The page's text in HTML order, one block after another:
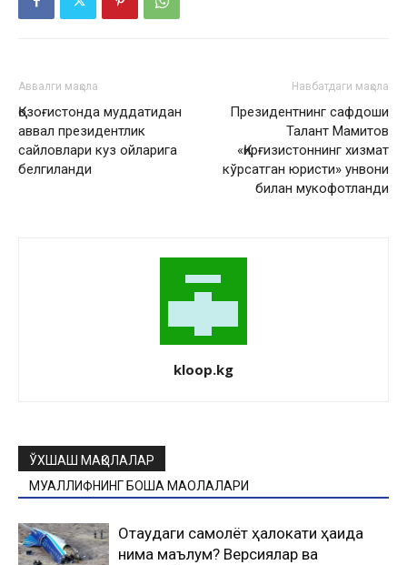
Аввалги мақола
Қозоғистонда муддатидан
аввал президентлик
сайловлари куз ойларига
белгиланди
Навбатдаги мақола
Президентнинг сафдоши
Талант Мамитов
«Қирғизистоннинг хизмат
кўрсатган юристи» унвони
билан мукофотланди
kloop.kg
ЎХШАШ МАҚОЛАЛАР
МУАЛЛИФНИНГ БОШҚА МАҚОЛАЛАРИ
Оқтаудаги самолёт ҳалокати ҳақида
нима маълум? Версиялар ва